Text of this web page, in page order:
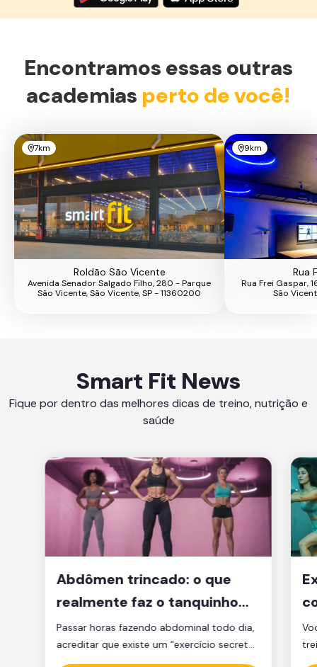
Encontramos essas outras
academias perto de você!
7km
Roldão São Vicente
Avenida Senador Salgado Filho, 280 - Parque
São Vicente, São Vicente, SP - 11360200
9km
Rua
Rua Frei Gaspar,
São
Smart Fit News
Fique por dentro das melhores dicas de treino, nutrição e
saúde
Abdômen trincado: o que
realmente faz o tanquinho
aparecer?
Passar horas fazendo abdominal todo dia,
acreditar que existe um “exercício secreto”
para secar a barriga ou ficar obcecado